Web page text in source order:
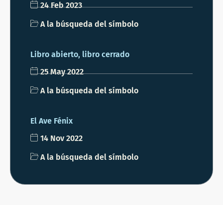
24 Feb 2023
A la búsqueda del símbolo
Libro abierto, libro cerrado
25 May 2022
A la búsqueda del símbolo
El Ave Fénix
14 Nov 2022
A la búsqueda del símbolo